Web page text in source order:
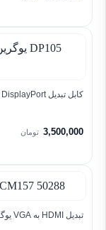
کابل تبدیل DisplayPort به VGA یوگرین مدل DP105 10247 طول 1.5 متر
3,500,000 تومان
تبدیل HDMI به VGA یوگرین مدل CM157 50288